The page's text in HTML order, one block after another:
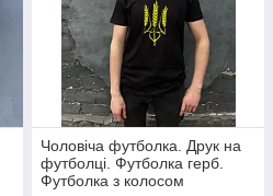
Чоловіча футболка. Друк на
футболці. Футболка герб.
Футболка з колосом